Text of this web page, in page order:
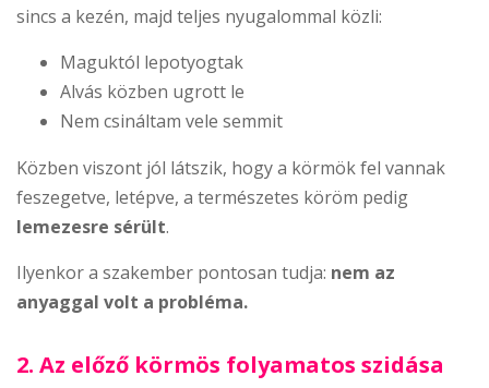
sincs a kezén, majd teljes nyugalommal közli:
Maguktól lepotyogtak
Alvás közben ugrott le
Nem csináltam vele semmit
Közben viszont jól látszik, hogy a körmök fel vannak
feszegetve, letépve, a természetes köröm pedig
lemezesre sérült.
Ilyenkor a szakember pontosan tudja: nem az
anyaggal volt a probléma.
2. Az előző körmös folyamatos szidása